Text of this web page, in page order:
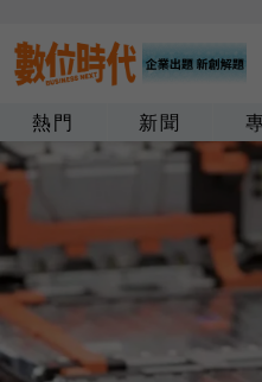
熱門 新聞